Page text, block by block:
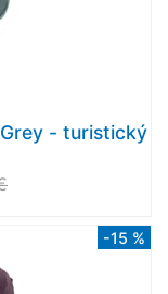
Grey - turistický
-15 %